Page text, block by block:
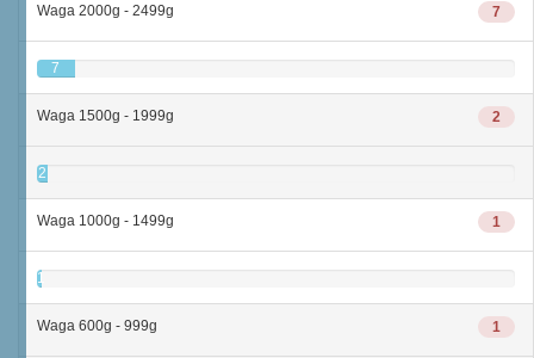
7
Waga 2000g - 2499g
7
2
Waga 1500g - 1999g
2
1
Waga 1000g - 1499g
1
1
Waga 600g - 999g